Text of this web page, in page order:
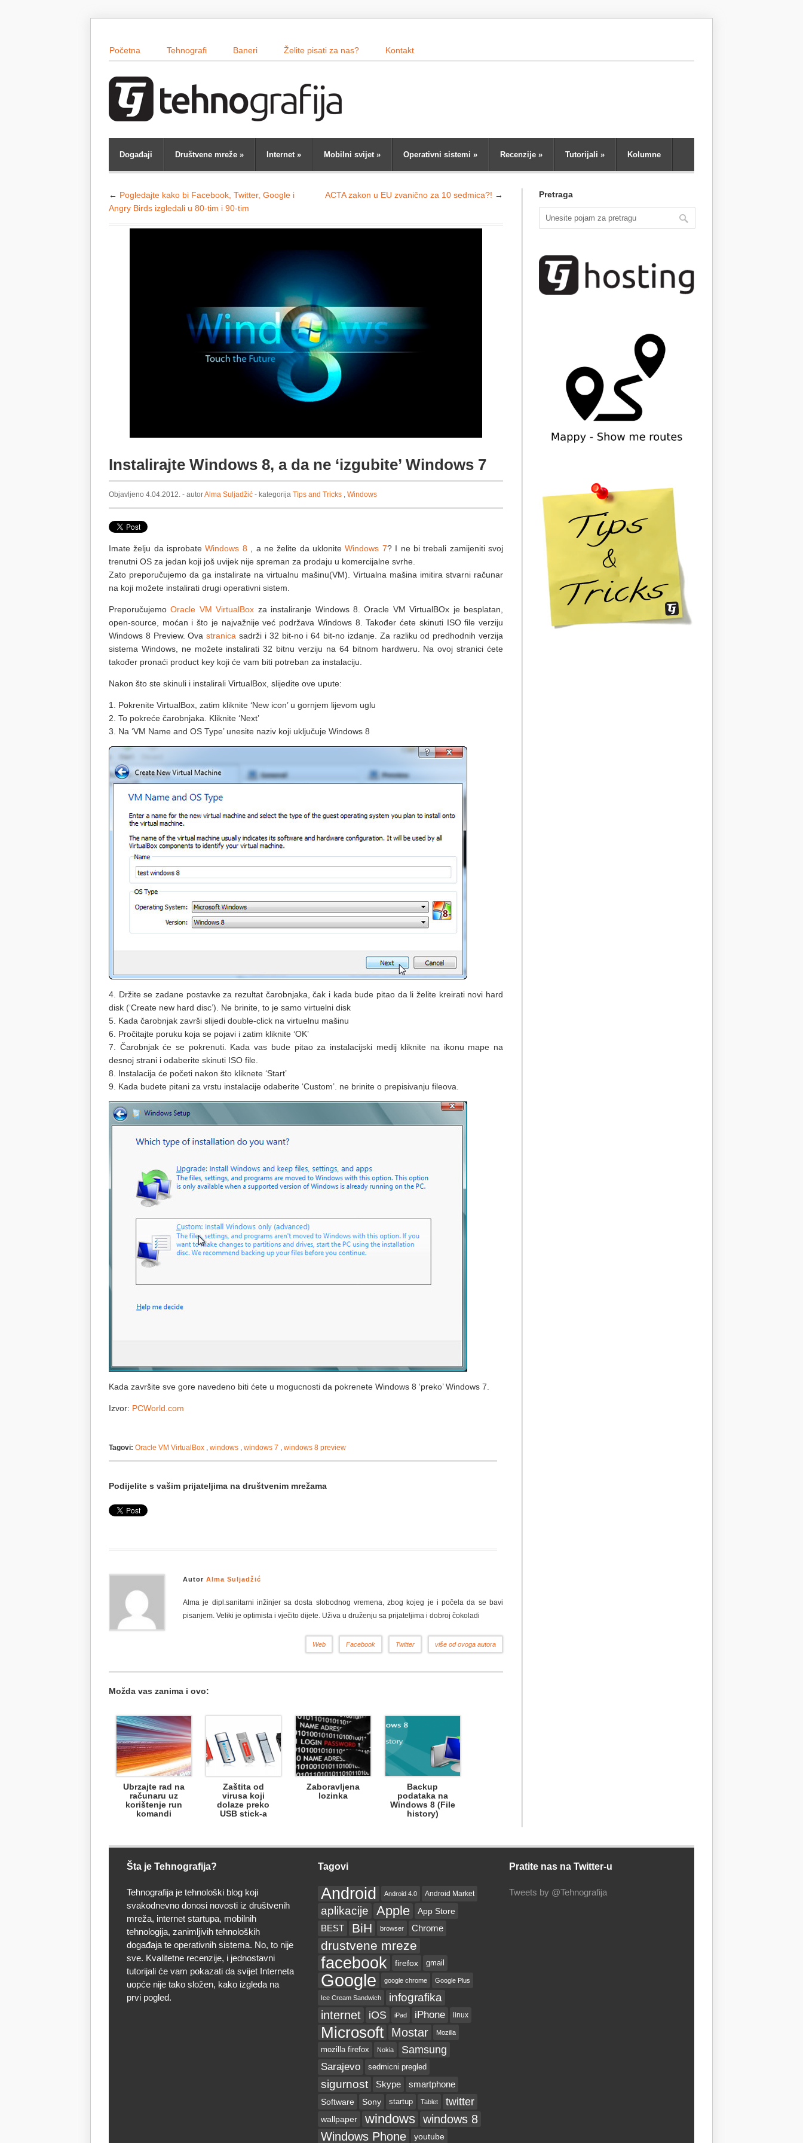
Početna Tehnografi Baneri Želite pisati za nas? Kontakt
Događaji Društvene mreže » Internet» Mobilni svijet» Operativni sistemi » Recenzije » Tutorijali » Kolumne
← Pogledajte kako bi Facebook, Twitter, Google i
Angry Birds izgledali u 80-tim i 90-tim
ACTA zakon u EU zvanično za 10 sedmica?! →
Instalirajte Windows 8, a da ne ‘izgubite’ Windows 7
Objavljeno 4.04.2012. - autorAlma Suljadžić - kategorija Tips and Tricks , Windows
Imate želju da isprobateWindows 8 , a ne želite da ukloniteWindows 7? I ne bi trebali zamijeniti svoj
trenutni OS za jedan koji još uvijek nije spreman za prodaju u komercijalne svrhe.
Zato preporučujemo da ga instalirate na virtualnu mašinu(VM). Virtualna mašina imitira stvarni računar
na koji možete instalirati drugi operativni sistem.
PreporučujemoOracle VM VirtualBox za instaliranje Windows 8. Oracle VM VirtualBOx je besplatan,
open-source, moćan i što je najvažnije već podržava Windows 8. Također ćete skinuti ISO file verziju
Windows 8 Preview. Ovastranica sadrži i 32 bit-no i 64 bit-no izdanje. Za razliku od predhodnih verzija
sistema Windows, ne možete instalirati 32 bitnu verziju na 64 bitnom hardweru. Na ovoj stranici ćete
također pronaći product key koji će vam biti potreban za instalaciju.
Nakon što ste skinuli i instalirali VirtualBox, slijedite ove upute:
1. Pokrenite VirtualBox, zatim kliknite ‘New icon’ u gornjem lijevom uglu
2. To pokreće čarobnjaka. Kliknite ‘Next’
3. Na ‘VM Name and OS Type’ unesite naziv koji uključuje Windows 8
4. Držite se zadane postavke za rezultat čarobnjaka, čak i kada bude pitao da li želite kreirati novi hard
disk (‘Create new hard disc’). Ne brinite, to je samo virtuelni disk
5. Kada čarobnjak završi slijedi double-click na virtuelnu mašinu
6. Pročitajte poruku koja se pojavi i zatim kliknite ‘OK’
7. Čarobnjak će se pokrenuti. Kada vas bude pitao za instalacijski medij kliknite na ikonu mape na
desnoj strani i odaberite skinuti ISO file.
8. Instalacija će početi nakon što kliknete ‘Start’
9. Kada budete pitani za vrstu instalacije odaberite ‘Custom’. ne brinite o prepisivanju fileova.
Kada završite sve gore navedeno biti ćete u mogucnosti da pokrenete Windows 8 ‘preko’ Windows 7.
Izvor: PCWorld.com
Tagovi: Oracle VM VirtualBox , windows , windows 7 , windows 8 preview
Podijelite s vašim prijateljima na društvenim mrežama
Autor Alma Suljadžić
Alma je dipl.sanitarni inžinjer sa dosta slobodnog vremena, zbog kojeg je i počela da se bavi
pisanjem. Veliki je optimista i vječito dijete. Uživa u druženju sa prijateljima i dobroj čokoladi
više od ovoga autora
Twitter
Facebook
Web
Možda vas zanima i ovo:
Ubrzajte rad na
računaru uz
korištenje run
komandi
Zaštita od
virusa koji
dolaze preko
USB stick-a
Zaboravljena
lozinka
Backup
podataka na
Windows 8 (File
history)
Pretraga
Šta je Tehnografija?
Tehnografija je tehnološki blog koji
svakodnevno donosi novosti iz društvenih
mreža, internet startupa, mobilnih
tehnologija, zanimljivih tehnoloških
događaja te operativnih sistema. No, to nije
sve. Kvalitetne recenzije, i jednostavni
tutorijali će vam pokazati da svijet Interneta
uopće nije tako složen, kako izgleda na
prvi pogled.
Tagovi
Android Android 4.0 Android Market
aplikacije Apple App Store
BEST BiH browser Chrome
drustvene mreze
facebook firefox gmail
Google google chrome Google Plus
Ice Cream Sandwich infografika
internet iOS iPad iPhone linux
Microsoft Mostar Mozilla
mozilla firefox Nokia Samsung
Sarajevo sedmicni pregled
sigurnost Skype smartphone
Software Sony startup Tablet twitter
wallpaper windows windows 8
Windows Phone
youtube
Pratite nas na Twitter-u
Tweets by @Tehnografija